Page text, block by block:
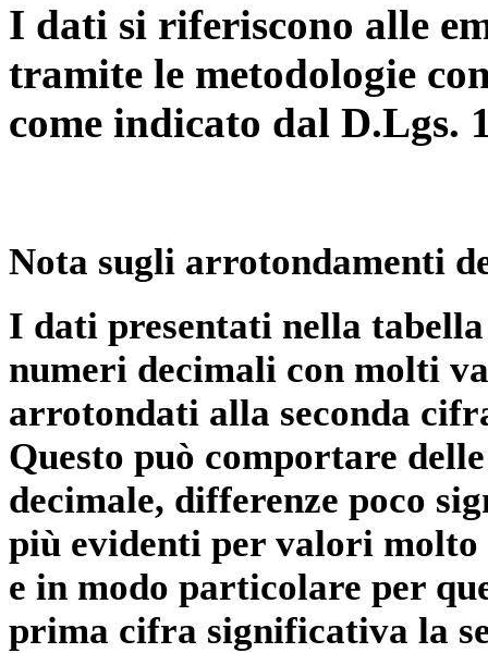
I dati si riferiscono alle
tramite le metodologie
come indicato dal D.Lgs.
Nota sugli arrotondamenti
I dati presentati nella
numeri decimali con molti
arrotondati alla seconda
Questo può comportare
decimale, differenze poco
più evidenti per valori
e in modo particolare per
prima cifra significativa la